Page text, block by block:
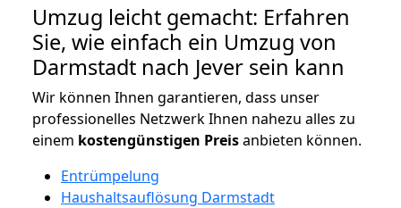
Umzug leicht gemacht: Erfahren
Sie, wie einfach ein Umzug von
Darmstadt nach Jever sein kann
Wir können Ihnen garantieren, dass unser
professionelles Netzwerk Ihnen nahezu alles zu
einem kostengünstigen Preisanbieten können.
Entrümpelung
Haushaltsauflösung Darmstadt